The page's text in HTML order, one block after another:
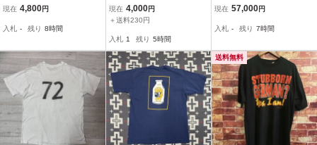
ケットTシャツ ブランク
ングル ビンテージ オール
現在 4,800円
入札 - 残り 8時間
n ベルバシーン カレッジT
シャツ ビンテージTシャ
製 アメリカ / ランタグ バ
ータグ 40s50s
現在 4,000円
＋送料230円
入札 1 残り 5時間
Y DAVIDSON PUT YOUR
ポケット付き Tシャツ ハ
ES ヘインズ USA製
現在 57,000円
入札 - 残り 7時間
送料無料